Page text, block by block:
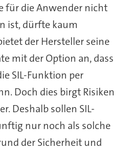
für die Anwender nicht
ist, dürfte kaum
der Hersteller seine
mit der Option an, dass
SIL-Funktion per
Doch dies birgt Risiken
Deshalb sollen SIL-
nur noch als solche
der Sicherheit und